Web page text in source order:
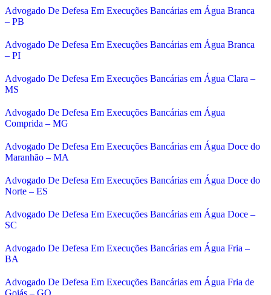
Advogado De Defesa Em Execuções Bancárias em Água Branca
– PB
Advogado De Defesa Em Execuções Bancárias em Água Branca
– PI
Advogado De Defesa Em Execuções Bancárias em Água Clara –
MS
Advogado De Defesa Em Execuções Bancárias em Água
Comprida – MG
Advogado De Defesa Em Execuções Bancárias em Água Doce do
Maranhão – MA
Advogado De Defesa Em Execuções Bancárias em Água Doce do
Norte – ES
Advogado De Defesa Em Execuções Bancárias em Água Doce –
SC
Advogado De Defesa Em Execuções Bancárias em Água Fria –
BA
Advogado De Defesa Em Execuções Bancárias em Água Fria de
Goiás – GO